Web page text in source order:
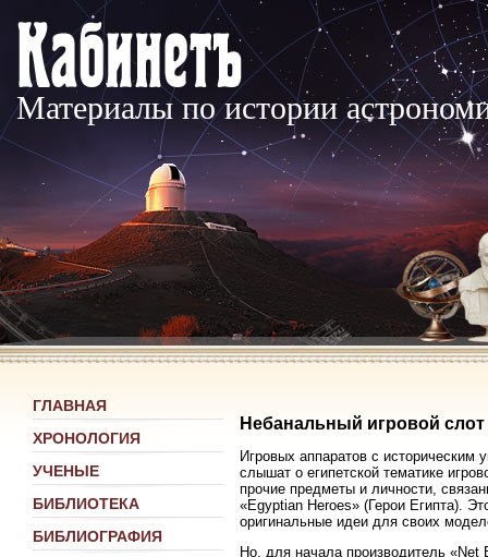
Материалы по истории
ГЛАВНАЯ
ХРОНОЛОГИЯ
УЧЕНЫЕ
БИБЛИОТЕКА
БИБЛИОГРАФИЯ
Небанальный игровой
Игровых аппаратов с историческим
слышат о египетской тематике
прочие предметы и личности,
«Egyptian Heroes» (Герои Египта).
оригинальные идеи для своих
Но, для начала производитель «Net